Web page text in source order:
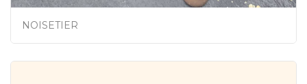
NOISETIER